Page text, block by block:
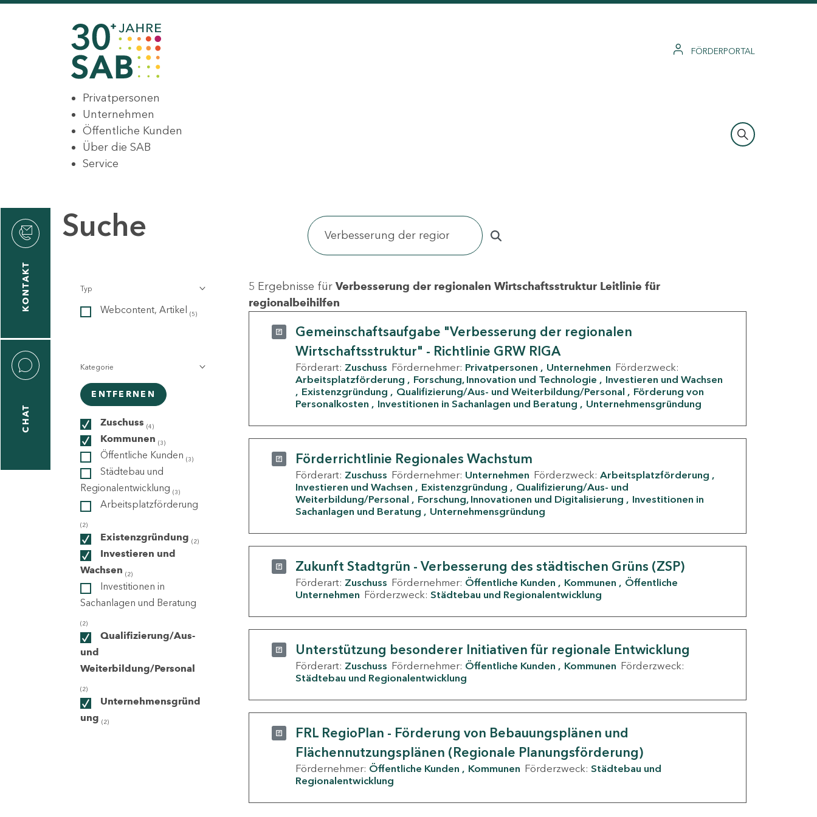
FÖRDERPORTAL
Privatpersonen
Unternehmen
Öffentliche Kunden
Über die SAB
Service
KONTAKT
CHAT
Suche
Typ
Webcontent, Artikel (5)
Kategorie
ENTFERNEN
Zuschuss (4)
Kommunen (3)
Öffentliche Kunden (3)
Städtebau und
Regionalentwicklung (3)
Arbeitsplatzförderung
(2)
Existenzgründung (2)
Investieren und
Wachsen (2)
Investitionen in
Sachanlagen und Beratung
(2)
Qualifizierung/Aus-
und
Weiterbildung/Personal
(2)
Unternehmensgründ
ung (2)
5 Ergebnisse für Verbesserung der regionalen Wirtschaftsstruktur Leitlinie für
regionalbeihilfen
Gemeinschaftsaufgabe "Verbesserung der regionalen
Wirtschaftsstruktur" - Richtlinie GRW RIGA
Förderart: Zuschuss Fördernehmer: Privatpersonen Unternehmen Förderzweck:
Arbeitsplatzförderung
Forschung, Innovation und Technologie
Investieren und Wachsen
Existenzgründung
Qualifizierung/Aus- und Weiterbildung/Personal
Förderung von
Personalkosten
Investitionen in Sachanlagen und Beratung Unternehmensgründung
Förderrichtlinie Regionales Wachstum
Förderart: Zuschuss Fördernehmer: Unternehmen Förderzweck: Arbeitsplatzförderung
Investieren und Wachsen
Existenzgründung
Qualifizierung/Aus- und
Weiterbildung/Personal
Forschung, Innovationen und Digitalisierung
Investitionen in
Sachanlagen und Beratung
Unternehmensgründung
Zukunft Stadtgrün - Verbesserung des städtischen Grüns (ZSP)
Förderart: Zuschuss Fördernehmer: Öffentliche Kunden Kommunen
Öffentliche
Unternehmen Förderzweck: Städtebau und Regionalentwicklung
Unterstützung besonderer Initiativen für regionale Entwicklung
Förderart: Zuschuss Fördernehmer: Öffentliche Kunden Kommunen Förderzweck:
Städtebau und Regionalentwicklung
FRL RegioPlan - Förderung von Bebauungsplänen und
Flächennutzungsplänen (Regionale Planungsförderung)
Fördernehmer: Öffentliche Kunden Kommunen Förderzweck: Städtebau und
Regionalentwicklung